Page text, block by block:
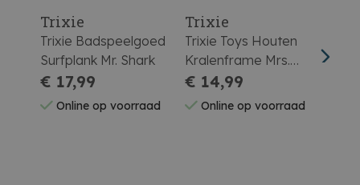
Trixie
Trixie Badspeelgoed
Surfplank Mr. Shark
€ 17,99
Online op voorraad
Trixie
Trixie Toys Houten
Kralenframe Mrs.
Peacock
€ 14,99
Online op voorraad